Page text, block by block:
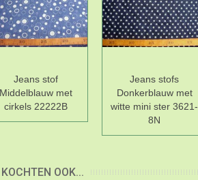
Jeans stof
Middelblauw met
cirkels 22222B
Jeans stofs
Donkerblauw met
witte mini ster 3621-
8N
OOK...